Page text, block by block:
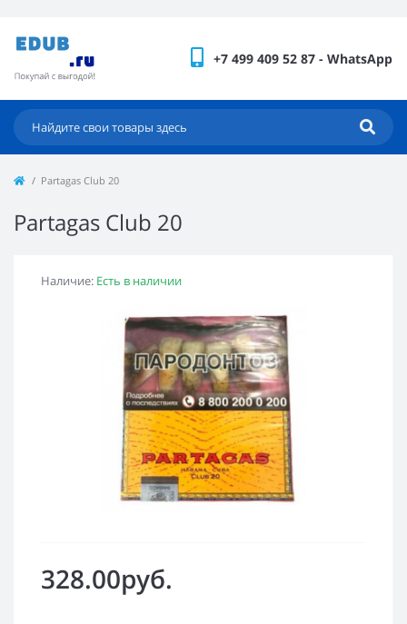
+7 499 409 52 87 - WhatsApp
Partagas Club 20
Partagas Club 20
Наличие: Есть в наличии
328.00руб.